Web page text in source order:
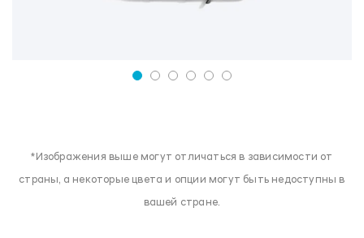
*Изображения выше могут отличаться в зависимости от
страны, а некоторые цвета и опции могут быть недоступны в
вашей стране.